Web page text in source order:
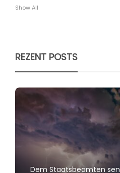
Show All
REZENT POSTS
Dem Staatsbeamten